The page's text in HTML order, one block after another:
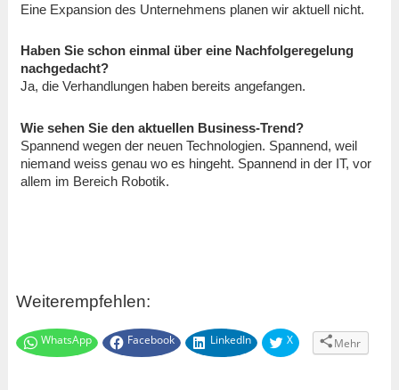
Eine Expansion des Unternehmens planen wir aktuell nicht.
Haben Sie schon einmal über eine Nachfolgeregelung
nachgedacht?
Ja, die Verhandlungen haben bereits angefangen.
Wie sehen Sie den aktuellen Business-Trend?
Spannend wegen der neuen Technologien. Spannend, weil
niemand weiss genau wo es hingeht. Spannend in der IT, vor
allem im Bereich Robotik.
Weiterempfehlen:
WhatsApp Facebook LinkedIn X Mehr